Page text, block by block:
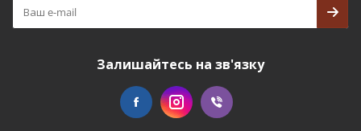
Залишайтесь на зв'язку